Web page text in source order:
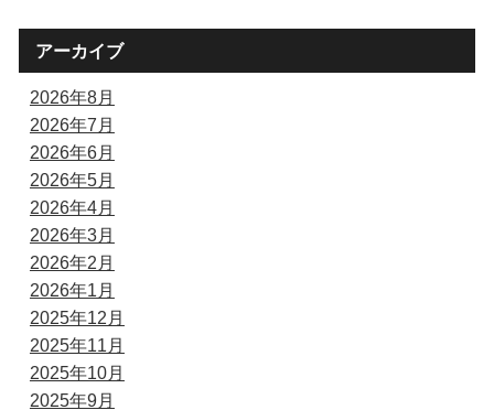
アーカイブ
2026年8月
2026年7月
2026年6月
2026年5月
2026年4月
2026年3月
2026年2月
2026年1月
2025年12月
2025年11月
2025年10月
2025年9月